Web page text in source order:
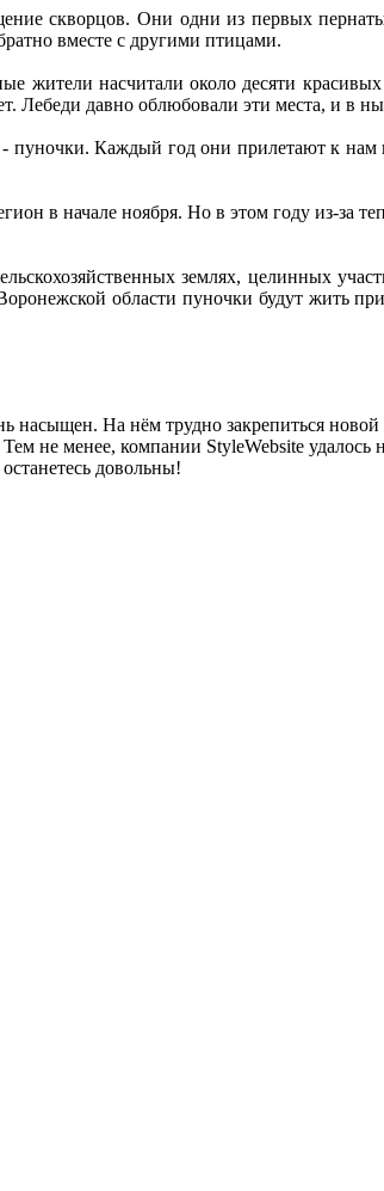
скворцов. Они одни из первых
вместе с другими птицами.
жители насчитали около десяти
Лебеди давно облюбовали эти места, и в
пуночки. Каждый год они прилетают к
в начале ноября. Но в этом году из-за
землях, целинных
области пуночки будут жить
насыщен. На нём трудно закрепиться
не менее, компании StyleWebsite
довольны!